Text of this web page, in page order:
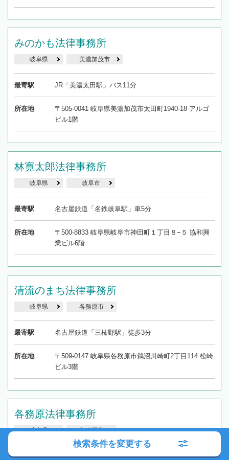
みのかも法律事務所
岐阜県 美濃加茂市
最寄駅 JR「美濃太田駅」バス11分
所在地
〒505-0041 岐阜県美濃加茂市太田町1940-18 アルゴ
ビル1階
林寛太郎法律事務所
岐阜県 岐阜市
最寄駅 名古屋鉄道「名鉄岐阜駅」車5分
所在地
〒500-8833 岐阜県岐阜市神田町１丁目８−５ 協和興
業ビル6階
清流のまち法律事務所
岐阜県 各務原市
最寄駅 名古屋鉄道「三柿野駅」徒歩3分
所在地
〒509-0147 岐阜県各務原市鵜沼川崎町2丁目114 松崎
ビル3階
各務原法律事務所
岐阜県 各務原市
最寄駅 名古屋鉄道「各務原市役所前駅」徒歩5分
検索条件を変更する